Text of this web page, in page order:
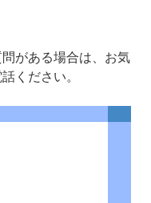
がある場合は、お気
ください。